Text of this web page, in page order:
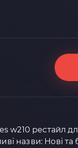
w210 рестайл
назви: Нові та